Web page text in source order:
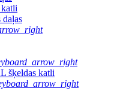
šķeldas katli